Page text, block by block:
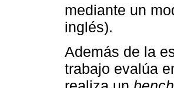
mediante un
inglés).
Además de la
trabajo evalúa